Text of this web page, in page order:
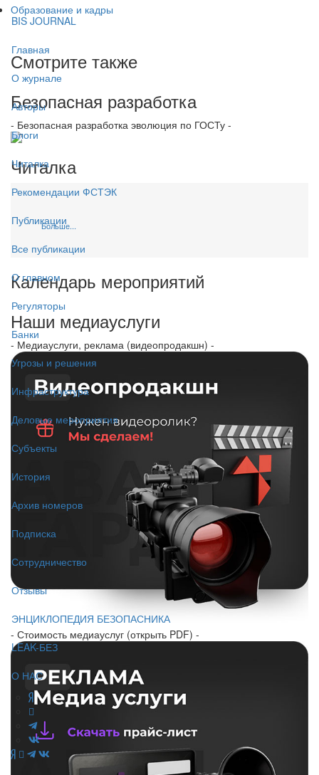
BIS JOURNAL
Главная
О журнале
Авторы
Блоги
Читалка
Рекомендации ФСТЭК
Публикации
Все публикации
О главном
Регуляторы
Банки
Угрозы и решения
Инфраструктура
Деловые мероприятия
Субъекты
История
Архив номеров
Подписка
Сотрудничество
Отзывы
ЭНЦИКЛОПЕДИЯ БЕЗОПАСНИКА
LEAK-БЕЗ
О НАС
Образование и кадры
Смотрите также
Безопасная разработка
- Безопасная разработка эволюция по ГОСТу -
Читалка
Больше...
Календарь мероприятий
Наши медиауслуги
- Медиауслуги, реклама (видеопродакшн) -
- Стоимость медиауслуг (открыть PDF) -